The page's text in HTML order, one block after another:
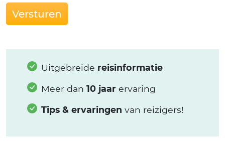
Versturen
Uitgebreide reisinformatie
Meer dan 10 jaar ervaring
Tips & ervaringen van reizigers!